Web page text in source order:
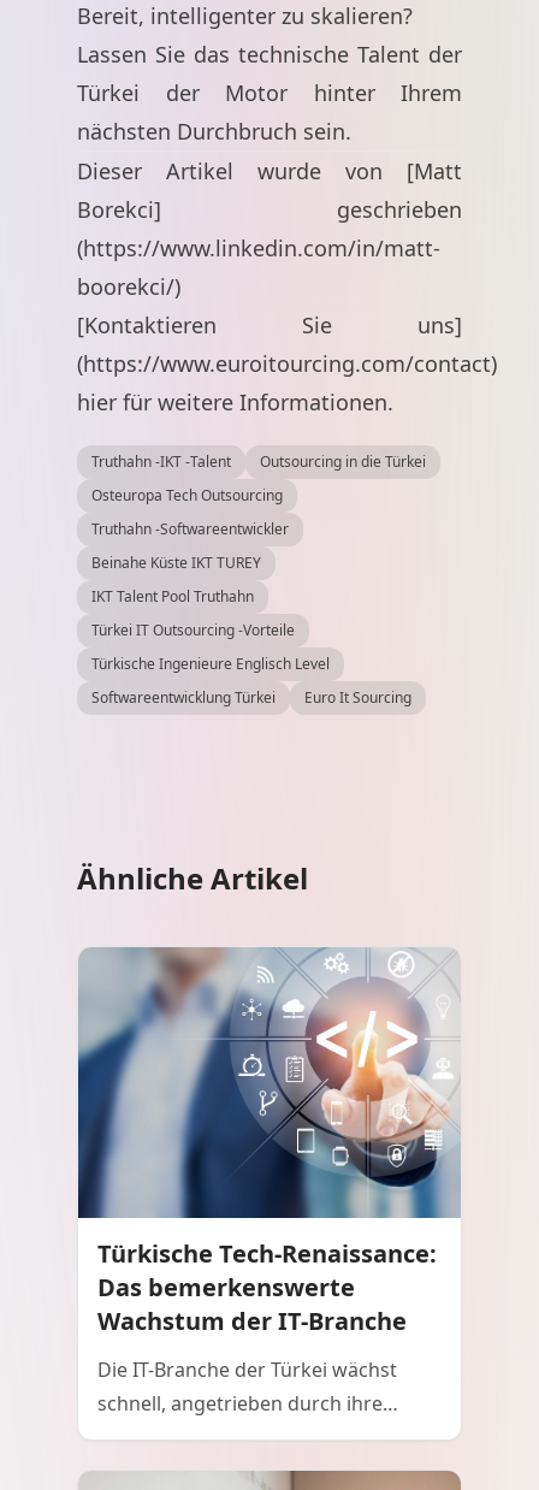
Bereit, intelligenter zu skalieren?
Lassen Sie das technische Talent der
Türkei der Motor hinter Ihrem
nächsten Durchbruch sein.
Dieser Artikel wurde von [Matt
Borekci] geschrieben
(https://www.linkedin.com/in/matt-
boorekci/)
[Kontaktieren Sie uns]
(https://www.euroitourcing.com/contact)
hier für weitere Informationen.
Truthahn -IKT -Talent
Outsourcing in die Türkei
Osteuropa Tech Outsourcing
Truthahn -Softwareentwickler
Beinahe Küste IKT TUREY
IKT Talent Pool Truthahn
Türkei IT Outsourcing -Vorteile
Türkische Ingenieure Englisch Level
Softwareentwicklung Türkei
Euro It Sourcing
Ähnliche Artikel
Türkische Tech-Renaissance:
Das bemerkenswerte
Wachstum der IT-Branche
Die IT-Branche der Türkei wächst
schnell, angetrieben durch ihre
strategische geografische Lage,
junge und gut ausgebildete